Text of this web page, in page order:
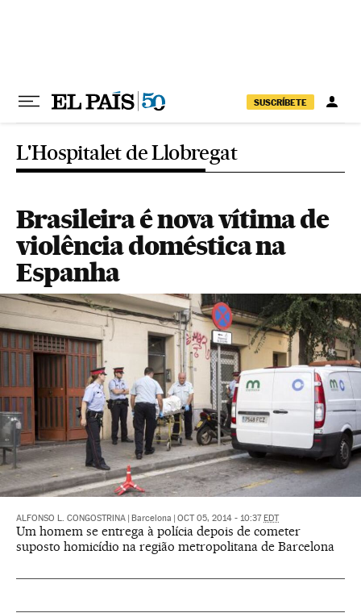
SUSCRÍBETE
L'Hospitalet de Llobregat
Brasileira é nova vítima de
violência doméstica na
Espanha
ALFONSO L. CONGOSTRINA Barcelona OCT 05, 2014 - 10:37 EDT
Um homem se entrega à polícia depois de cometer
suposto homicídio na região metropolitana de Barcelona